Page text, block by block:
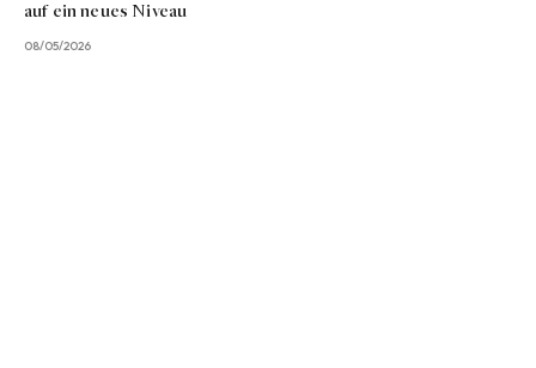
auf ein neues Niveau
08/05/2026